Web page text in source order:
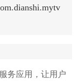
服务应用，让用户